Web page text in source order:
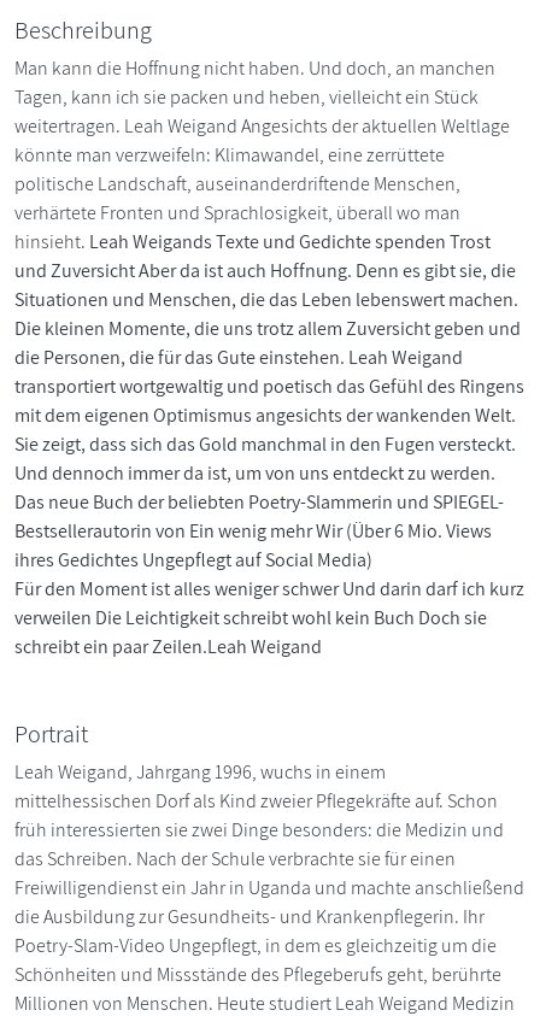
Beschreibung
Man kann die Hoffnung nicht haben. Und doch, an manchen
Tagen, kann ich sie packen und heben, vielleicht ein Stück
weitertragen. Leah Weigand Angesichts der aktuellen Weltlage
könnte man verzweifeln: Klimawandel, eine zerrüttete
politische Landschaft, auseinanderdriftende Menschen,
verhärtete Fronten und Sprachlosigkeit, überall wo man
hinsieht. Leah Weigands Texte und Gedichte spenden Trost
und Zuversicht Aber da ist auch Hoffnung. Denn es gibt sie, die
Situationen und Menschen, die das Leben lebenswert machen.
Die kleinen Momente, die uns trotz allem Zuversicht geben und
die Personen, die für das Gute einstehen. Leah Weigand
transportiert wortgewaltig und poetisch das Gefühl des Ringens
mit dem eigenen Optimismus angesichts der wankenden Welt.
Sie zeigt, dass sich das Gold manchmal in den Fugen versteckt.
Und dennoch immer da ist, um von uns entdeckt zu werden.
Das neue Buch der beliebten Poetry-Slammerin und SPIEGEL-
Bestsellerautorin von Ein wenig mehr Wir (Über 6 Mio. Views
ihres Gedichtes Ungepflegt auf Social Media)
Für den Moment ist alles weniger schwer Und darin darf ich kurz
verweilen Die Leichtigkeit schreibt wohl kein Buch Doch sie
schreibt ein paar Zeilen.Leah Weigand
Portrait
Leah Weigand, Jahrgang 1996, wuchs in einem
mittelhessischen Dorf als Kind zweier Pflegekräfte auf. Schon
früh interessierten sie zwei Dinge besonders: die Medizin und
das Schreiben. Nach der Schule verbrachte sie für einen
Freiwilligendienst ein Jahr in Uganda und machte anschließend
die Ausbildung zur Gesundheits- und Krankenpflegerin. Ihr
Poetry-Slam-Video Ungepflegt, in dem es gleichzeitig um die
Schönheiten und Missstände des Pflegeberufs geht, berührte
Millionen von Menschen. Heute studiert Leah Weigand Medizin